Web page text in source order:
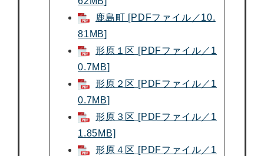
鹿島町 [PDFファイル／10.
81MB]
形原１区 [PDFファイル／1
0.7MB]
形原２区 [PDFファイル／1
0.7MB]
形原３区 [PDFファイル／1
1.85MB]
形原４区 [PDFファイル／1